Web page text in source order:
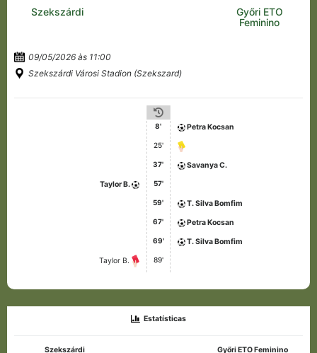
Szekszárdi
Győri ETO
Feminino
09/05/2026 às 11:00
Szekszárdi Városi Stadion (Szekszard)
8' Petra Kocsan
25'
37' Savanya C.
Taylor B. 57'
59' T. Silva Bomfim
67' Petra Kocsan
69' T. Silva Bomfim
Taylor B. 89'
Estatísticas
Szekszárdi Győri ETO Feminino